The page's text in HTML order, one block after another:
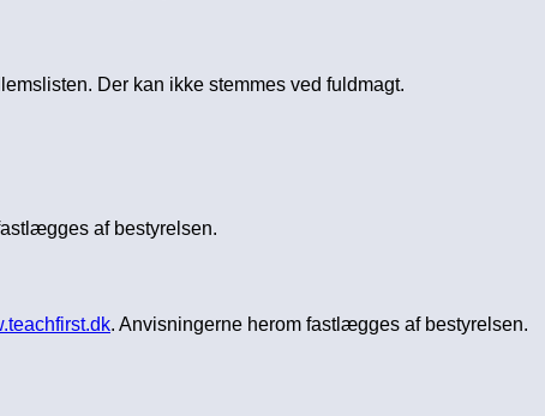
Der kan ikke stemmes ved fuldmagt.
af bestyrelsen.
. Anvisningerne herom fastlægges af bestyrelsen.